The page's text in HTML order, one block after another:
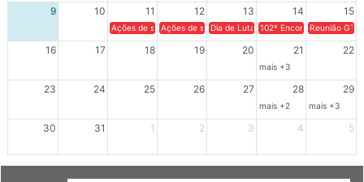
9 10 11 12 13 14 15
Ações de solidariedade a Cuba no Rio Grande do Sul - 100
Ações de solidariedade a Cuba no Rio Grande do
Dia de Luta em Defesa de Cuba e da
102º Encontro da
Reunião
16 17 18 19 20 21 22
mais +3
23 24 25 26 27 28 29
mais +2 mais +3
30 31 1 2 3 4 5